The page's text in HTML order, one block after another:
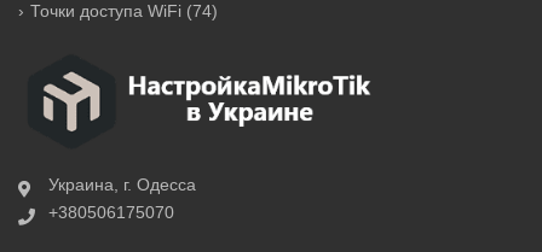
Точки доступа WiFi (74)
Украина, г. Одесса
+380506175070